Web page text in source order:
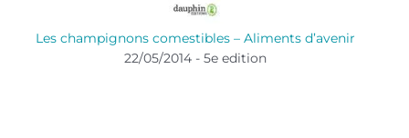
Les champignons comestibles – Aliments d’avenir
22/05/2014 - 5e edition